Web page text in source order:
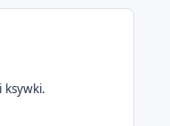
ksywki.